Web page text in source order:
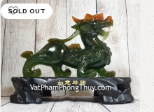
SOLD OUT